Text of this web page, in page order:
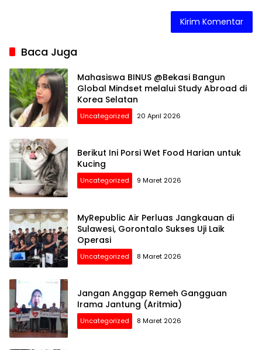
Baca Juga
Mahasiswa BINUS @Bekasi Bangun
Global Mindset melalui Study Abroad di
Korea Selatan
Uncategorized 20 April 2026
Berikut Ini Porsi Wet Food Harian untuk
Kucing
Uncategorized 9 Maret 2026
MyRepublic Air Perluas Jangkauan di
Sulawesi, Gorontalo Sukses Uji Laik
Operasi
Uncategorized 8 Maret 2026
Jangan Anggap Remeh Gangguan
Irama Jantung (Aritmia)
Uncategorized 8 Maret 2026